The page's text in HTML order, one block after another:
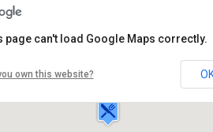
Ristorante Taverna del Re Nasone
Via Ripuaria,56
80014 GIUGLIANO IN CAMPANIA
page can't load Google Maps correctly.
own this website?